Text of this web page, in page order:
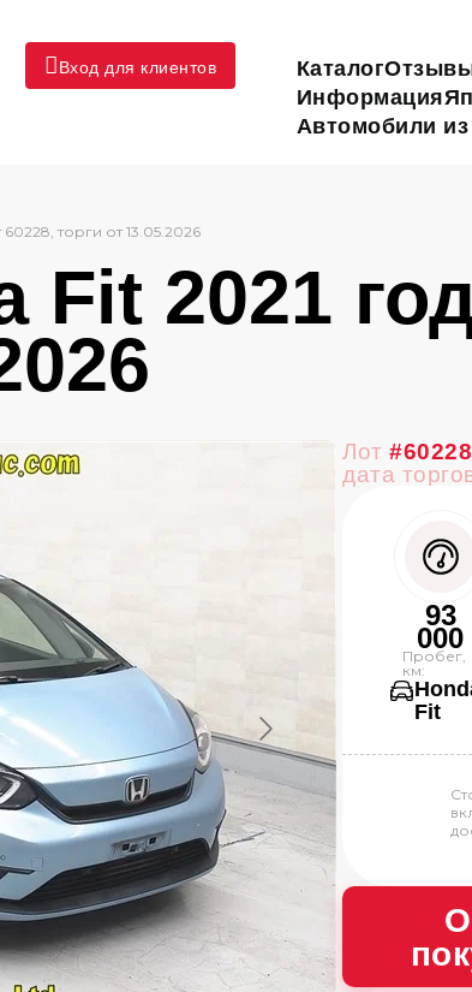
Вход для клиентов Каталог
Информация
Автомобили из
торги от 13.05.2026
2021
Лот #60228
дата
93
000
Пробег,
км:
Fit